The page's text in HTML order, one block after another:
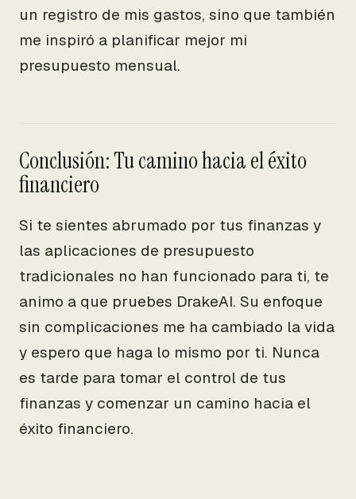
un registro de mis gastos, sino que también
me inspiró a planificar mejor mi
presupuesto mensual.
Conclusión: Tu camino hacia el éxito
financiero
Si te sientes abrumado por tus finanzas y
las aplicaciones de presupuesto
tradicionales no han funcionado para ti, te
animo a que pruebes DrakeAI. Su enfoque
sin complicaciones me ha cambiado la vida
y espero que haga lo mismo por ti. Nunca
es tarde para tomar el control de tus
finanzas y comenzar un camino hacia el
éxito financiero.